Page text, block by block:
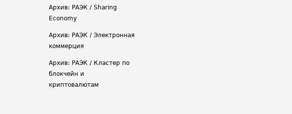
Архив: РАЭК / Sharing
Economy
Архив: РАЭК / Электронная
коммерция
Архив: РАЭК / Кластер по
блокчейн и
криптовалютам